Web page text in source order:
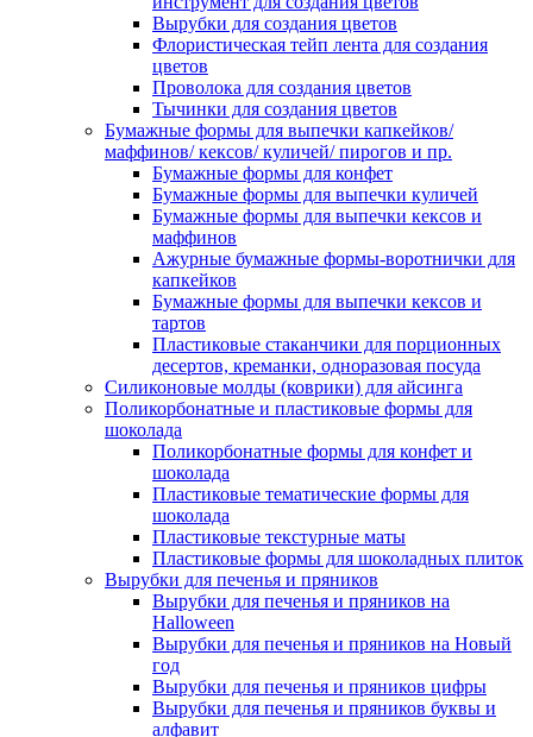
Вырубки для создания цветов
Флористическая тейп лента для создания
цветов
Проволока для создания цветов
Тычинки для создания цветов
Бумажные формы для выпечки капкейков/
маффинов/ кексов/ куличей/ пирогов и пр.
Бумажные формы для конфет
Бумажные формы для выпечки куличей
Бумажные формы для выпечки кексов и
маффинов
Ажурные бумажные формы-воротнички для
капкейков
Бумажные формы для выпечки кексов и
тартов
Пластиковые стаканчики для порционных
десертов, креманки, одноразовая посуда
Силиконовые молды (коврики) для айсинга
Поликорбонатные и пластиковые формы для
шоколада
Поликорбонатные формы для конфет и
шоколада
Пластиковые тематические формы для
шоколада
Пластиковые текстурные маты
Пластиковые формы для шоколадных плиток
Вырубки для печенья и пряников
Вырубки для печенья и пряников на
Halloween
Вырубки для печенья и пряников на Новый
год
Вырубки для печенья и пряников цифры
Вырубки для печенья и пряников буквы и
алфавит